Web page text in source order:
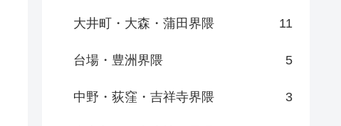
大井町・大森・蒲田界隈 11
台場・豊洲界隈 5
中野・荻窪・吉祥寺界隈 3